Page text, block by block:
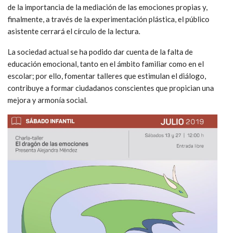
de la importancia de la mediación de las emociones propias y,
finalmente, a través de la experimentación plástica, el público
asistente cerrará el círculo de la lectura.
La sociedad actual se ha podido dar cuenta de la falta de
educación emocional, tanto en el ámbito familiar como en el
escolar; por ello, fomentar talleres que estimulan el diálogo,
contribuye a formar ciudadanos conscientes que propician una
mejora y armonía social.